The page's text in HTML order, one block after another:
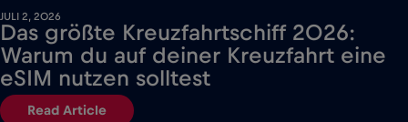
JULI 2, 2026
Das größte Kreuzfahrtschiff 2026:
Warum du auf deiner Kreuzfahrt eine
eSIM nutzen solltest
Read Article